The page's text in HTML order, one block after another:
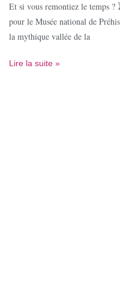
Et si vous remontiez le temps ?
pour le Musée national de
la mythique vallée de la
Lire la suite »